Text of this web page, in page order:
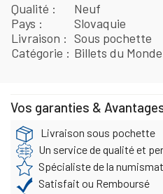
Qualité
Neuf
Pays
Slovaquie
Livraison
Sous pochette
Catégorie
Billets du Monde
Vos garanties &
Livraison sous pochette
Un service de qualité et
Spécialiste de la
Satisfait ou Remboursé